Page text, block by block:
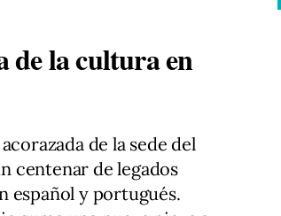
de la cultura en
de la sede del
centenar de legados
español y portugués.